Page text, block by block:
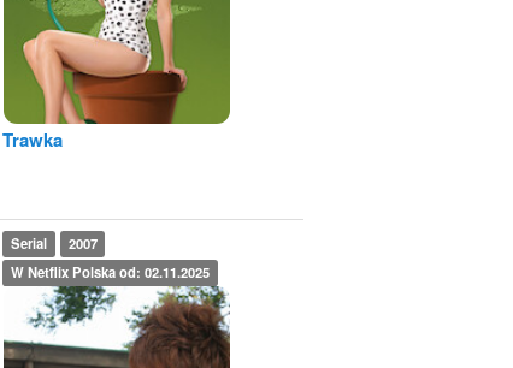
Trawka
Serial
2007
W Netflix Polska od: 02.11.2025